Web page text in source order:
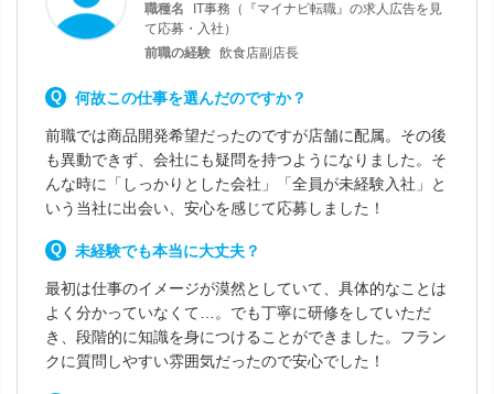
職種名
IT事務（『マイナビ転職』の求人広告を見
て応募・入社）
前職の経験 飲食店副店長
何故この仕事を選んだのですか？
前職では商品開発希望だったのですが店舗に配属。その後
も異動できず、会社にも疑問を持つようになりました。そ
んな時に「しっかりとした会社」「全員が未経験入社」と
いう当社に出会い、安心を感じて応募しました！
未経験でも本当に大丈夫？
最初は仕事のイメージが漠然としていて、具体的なことは
よく分かっていなくて…。でも丁寧に研修をしていただ
き、段階的に知識を身につけることができました。フラン
クに質問しやすい雰囲気だったので安心でした！